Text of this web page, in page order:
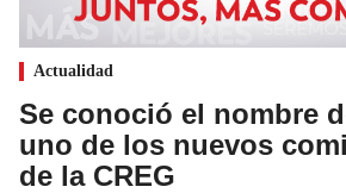
Actualidad
Se conoció el nombre
uno de los nuevos
de la CREG